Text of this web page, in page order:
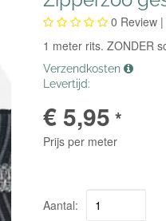
0 Review |
1 meter rits. ZONDER
Verzendkosten
Levertijd:
€ 5,95 *
Prijs per meter
Aantal: